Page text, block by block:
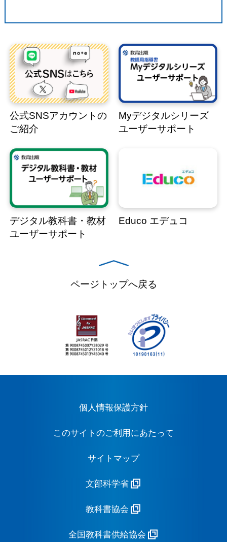
公式SNSアカウントの
ご紹介
Myデジタルシリーズ
ユーザーサポート
デジタル教科書・教材
ユーザーサポート
Educo エデュコ
ページトップへ戻る
個人情報保護方針
このサイトのご利用にあたって
サイトマップ
文部科学省
教科書協会
全国教科書供給協会